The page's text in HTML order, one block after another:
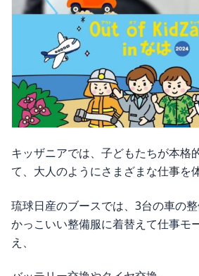
キッザニアでは、子どもたちが本格
て、大人のようにさまざまな仕事を
琉球日産のブースでは、3台の車の
かっこいい整備服に着替えて仕事モ
え、